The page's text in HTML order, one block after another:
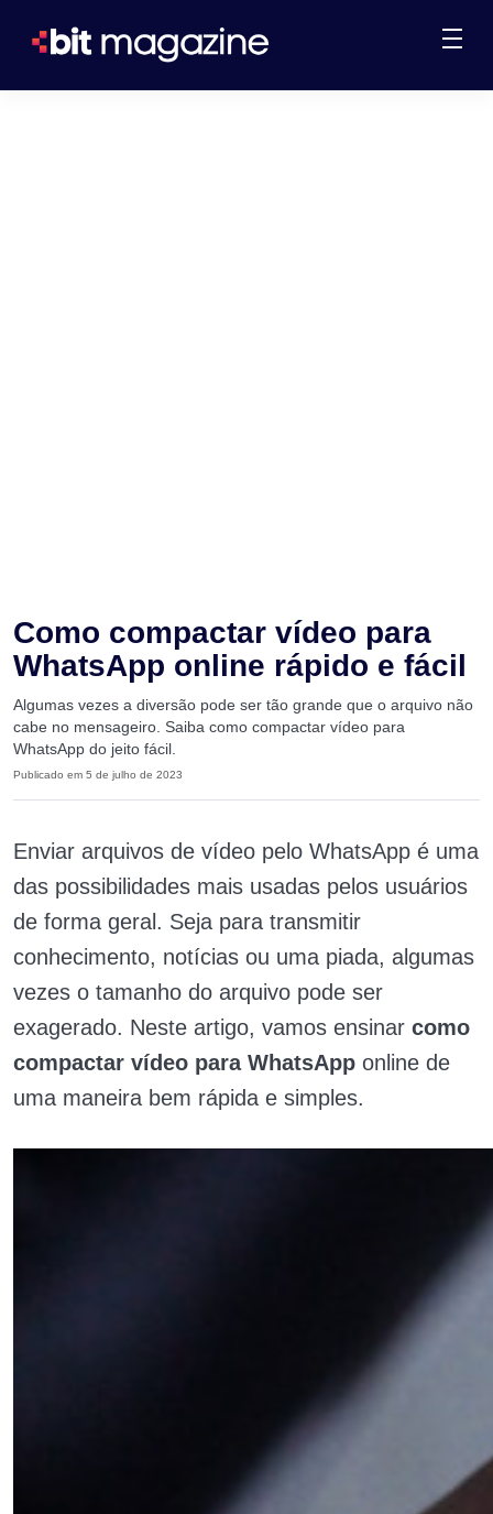
Como compactar vídeo para
WhatsApp online rápido e fácil
Algumas vezes a diversão pode ser tão grande que o arquivo não
cabe no mensageiro. Saiba como compactar vídeo para
WhatsApp do jeito fácil.
Publicado em 5 de julho de 2023
Enviar arquivos de vídeo pelo WhatsApp é uma
das possibilidades mais usadas pelos usuários
de forma geral. Seja para transmitir
conhecimento, notícias ou uma piada, algumas
vezes o tamanho do arquivo pode ser
exagerado. Neste artigo, vamos ensinar como
compactar vídeo para WhatsApp online de
uma maneira bem rápida e simples.